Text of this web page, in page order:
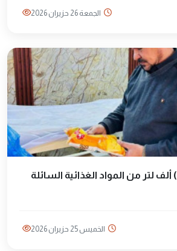
الجمعة 26 حزيران 2026
إتلاف أكثر من (40) ألف لتر من المواد الغذائية السائلة
الخميس 25 حزيران 2026